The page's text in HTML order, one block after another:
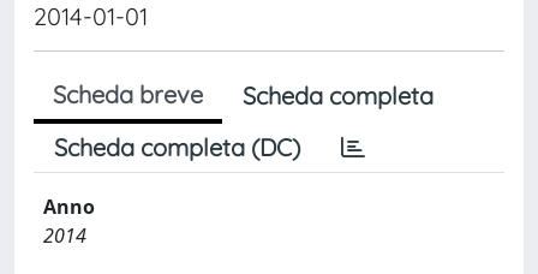
2014-01-01
Scheda breve
Scheda completa
Scheda completa (DC)
Anno
2014